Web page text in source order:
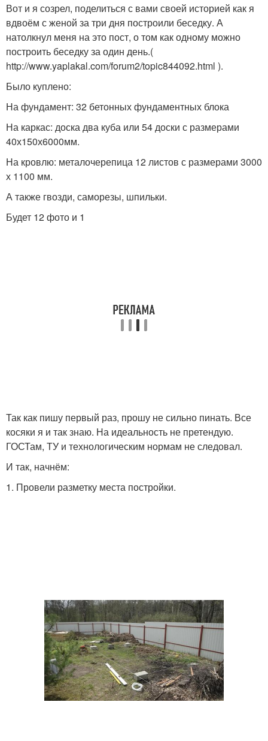
Вот и я созрел, поделиться с вами своей историей как я
вдвоём с женой за три дня построили беседку. А
натолкнул меня на это пост, о том как одному можно
построить беседку за один день.(
http://www.yaplakal.com/forum2/topic844092.html ).
Было куплено:
На фундамент: 32 бетонных фундаментных блока
На каркас: доска два куба или 54 доски с размерами
40х150х6000мм.
На кровлю: металочерепица 12 листов с размерами 3000
х 1100 мм.
А также гвозди, саморезы, шпильки.
Будет 12 фото и 1
Так как пишу первый раз, прошу не сильно пинать. Все
косяки я и так знаю. На идеальность не претендую.
ГОСТам, ТУ и технологическим нормам не следовал.
И так, начнём:
1. Провели разметку места постройки.